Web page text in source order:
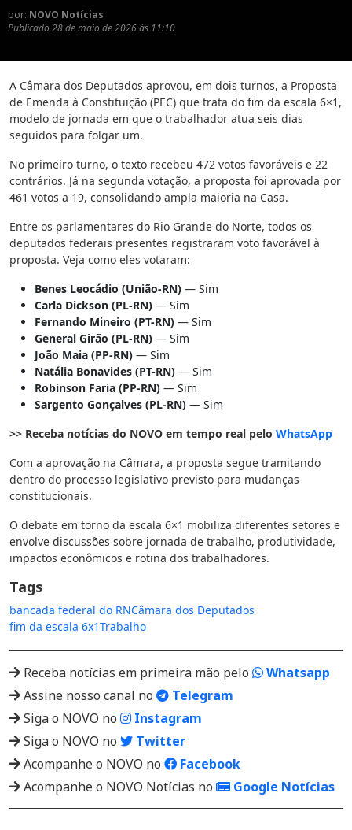
por: NOVO Notícias
Publicado 28 de maio de 2026 às 11:10
A Câmara dos Deputados aprovou, em dois turnos, a Proposta
de Emenda à Constituição (PEC) que trata do fim da escala 6×1,
modelo de jornada em que o trabalhador atua seis dias
seguidos para folgar um.
No primeiro turno, o texto recebeu 472 votos favoráveis e 22
contrários. Já na segunda votação, a proposta foi aprovada por
461 votos a 19, consolidando ampla maioria na Casa.
Entre os parlamentares do Rio Grande do Norte, todos os
deputados federais presentes registraram voto favorável à
proposta. Veja como eles votaram:
Benes Leocádio (União-RN) — Sim
Carla Dickson (PL-RN) — Sim
Fernando Mineiro (PT-RN) — Sim
General Girão (PL-RN) — Sim
João Maia (PP-RN) — Sim
Natália Bonavides (PT-RN) — Sim
Robinson Faria (PP-RN) — Sim
Sargento Gonçalves (PL-RN) — Sim
>> Receba notícias do NOVO em tempo real pelo WhatsApp
Com a aprovação na Câmara, a proposta segue tramitando
dentro do processo legislativo previsto para mudanças
constitucionais.
O debate em torno da escala 6×1 mobiliza diferentes setores e
envolve discussões sobre jornada de trabalho, produtividade,
impactos econômicos e rotina dos trabalhadores.
Tags
bancada federal do RNCâmara dos Deputados
fim da escala 6x1Trabalho
Receba notícias em primeira mão pelo
Whatsapp
Assine nosso canal no
Telegram
Siga o NOVO no
Instagram
Siga o NOVO no
Twitter
Acompanhe o NOVO no
Facebook
Acompanhe o NOVO Notícias no
Google Notícias